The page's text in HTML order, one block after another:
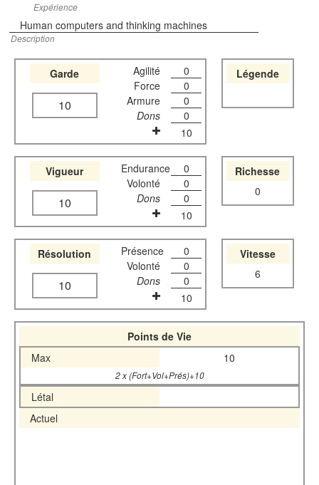
Expérience
Human computers and thinking machines
Description
Garde
10
Agilité
0
Force
0
Armure
0
Dons
0
10
Légende
Vigueur
10
Endurance
0
Volonté
0
Dons
0
10
Richesse
0
Résolution
10
Présence
0
Volonté
0
Dons
0
10
Vitesse
6
Points de Vie
Max
10
2 x (Fort+Vol+Prés)+10
Létal
Actuel